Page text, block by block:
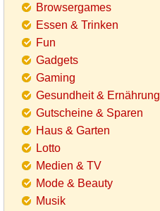
Browsergames
Essen & Trinken
Fun
Gadgets
Gaming
Gesundheit & Ernährung
Gutscheine & Sparen
Haus & Garten
Lotto
Medien & TV
Mode & Beauty
Musik